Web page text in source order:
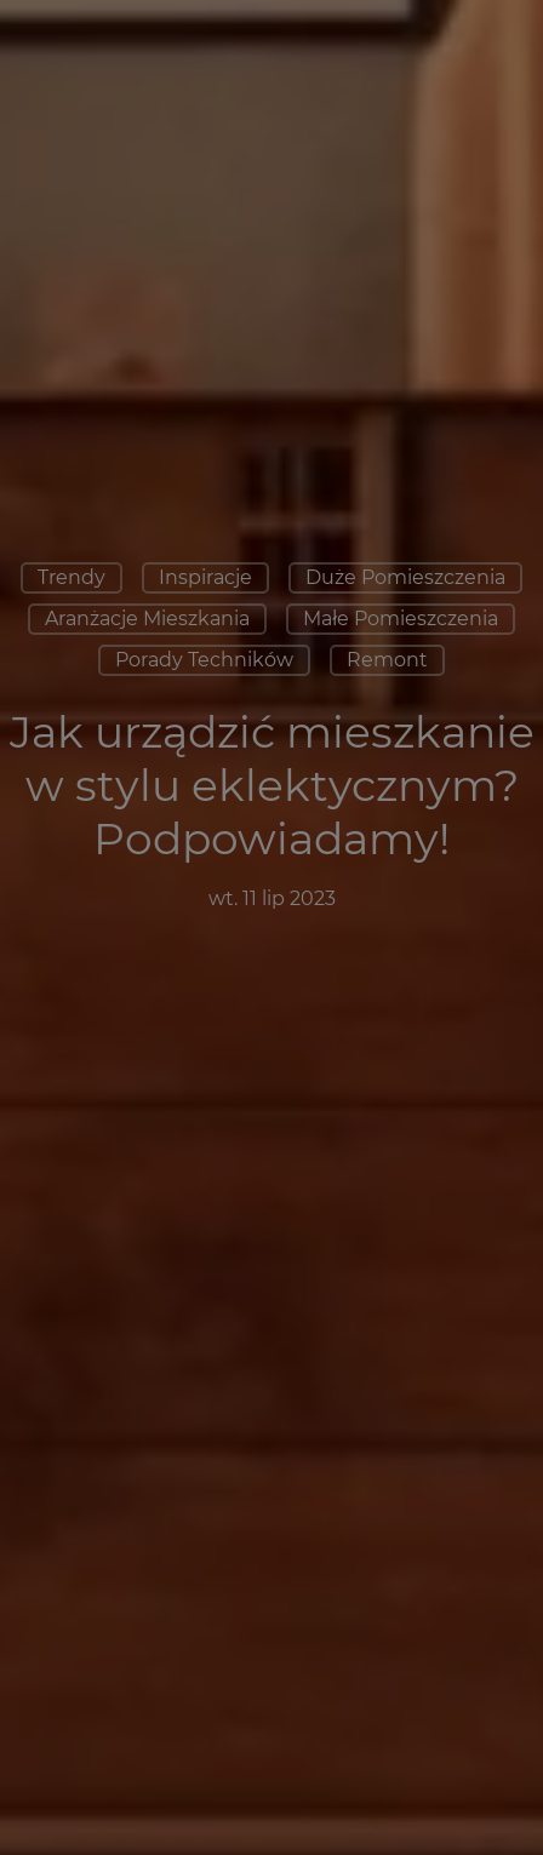
Trendy Inspiracje
Duże Pomieszczenia
Aranżacje Mieszkania
Małe Pomieszczenia
Porady Techników
Remont
Jak urządzić mieszkanie
w stylu eklektycznym?
Podpowiadamy!
wt. 11 lip 2023